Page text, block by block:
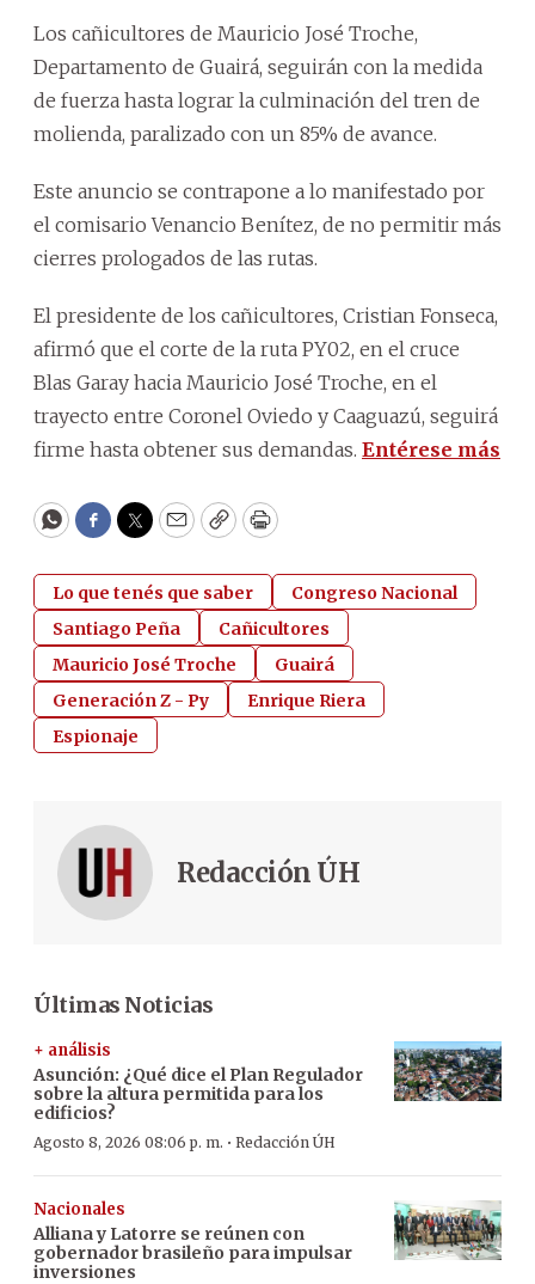
Los cañicultores de Mauricio José Troche,
Departamento de Guairá, seguirán con la medida
de fuerza hasta lograr la culminación del tren de
molienda, paralizado con un 85% de avance.
Este anuncio se contrapone a lo manifestado por
el comisario Venancio Benítez, de no permitir más
cierres prologados de las rutas.
El presidente de los cañicultores, Cristian Fonseca,
afirmó que el corte de la ruta PY02, en el cruce
Blas Garay hacia Mauricio José Troche, en el
trayecto entre Coronel Oviedo y Caaguazú, seguirá
firme hasta obtener sus demandas. Entérese más
WhatsApp
Facebook
Twitter
EmailCopyPrint
Lo que tenés que saber
Congreso Nacional
Santiago Peña
Cañicultores
Mauricio José Troche
Guairá
Generación Z - Py
Enrique Riera
Espionaje
Redacción ÚH
Últimas Noticias
+ análisis
Asunción: ¿Qué dice el Plan Regulador
sobre la altura permitida para los
edificios?
Agosto 8, 2026 08:06 p. m. · Redacción ÚH
Nacionales
Alliana y Latorre se reúnen con
gobernador brasileño para impulsar
inversiones